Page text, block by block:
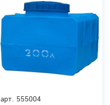
арт. 555004